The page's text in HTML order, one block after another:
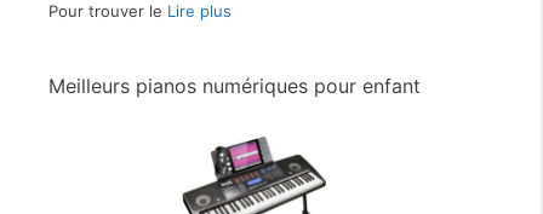
Pour trouver le Lire plus
Meilleurs pianos numériques pour enfant